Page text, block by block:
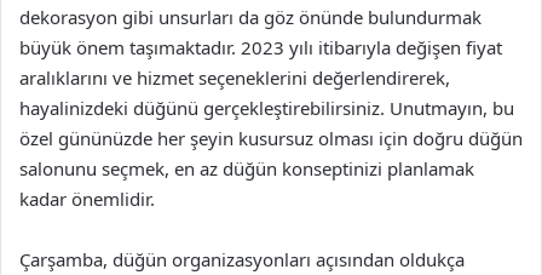
dekorasyon gibi unsurları da göz önünde bulundurmak
büyük önem taşımaktadır. 2023 yılı itibarıyla değişen fiyat
aralıklarını ve hizmet seçeneklerini değerlendirerek,
hayalinizdeki düğünü gerçekleştirebilirsiniz. Unutmayın, bu
özel gününüzde her şeyin kusursuz olması için doğru düğün
salonunu seçmek, en az düğün konseptinizi planlamak
kadar önemlidir.
Çarşamba, düğün organizasyonları açısından oldukça